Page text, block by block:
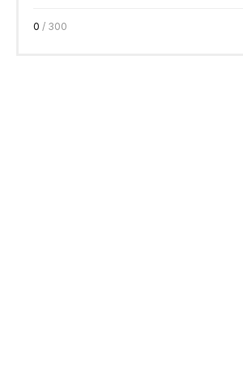
0 / 300